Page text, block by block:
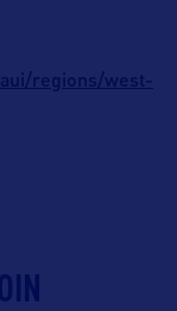
regions/west-